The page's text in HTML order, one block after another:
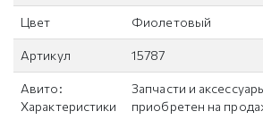
Цвет Фиолетовый
Артикул 15787
Авито:
Характеристики
Запчасти и
приобретен на